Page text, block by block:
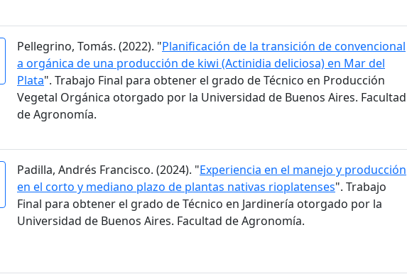
Pellegrino, Tomás. (2022). "Planificación de la transición de convencional
a orgánica de una producción de kiwi (Actinidia deliciosa) en Mar del
Plata". Trabajo Final para obtener el grado de Técnico en Producción
Vegetal Orgánica otorgado por la Universidad de Buenos Aires. Facultad
de Agronomía.
Padilla, Andrés Francisco. (2024). "Experiencia en el manejo y producción
en el corto y mediano plazo de plantas nativas rioplatenses". Trabajo
Final para obtener el grado de Técnico en Jardinería otorgado por la
Universidad de Buenos Aires. Facultad de Agronomía.